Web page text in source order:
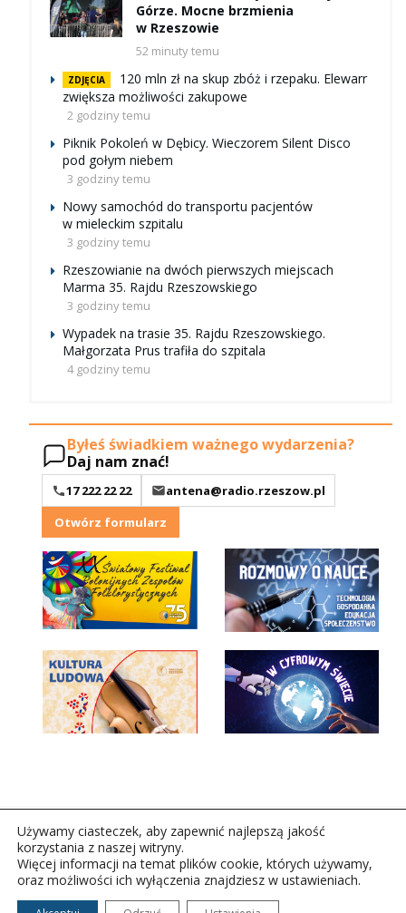
Górze. Mocne brzmienia
w Rzeszowie
52 minuty temu
ZDJĘCIA
120 mln zł na skup zbóż i rzepaku. Elewarr
zwiększa możliwości zakupowe
2 godziny temu
Piknik Pokoleń w Dębicy. Wieczorem Silent Disco
pod gołym niebem
3 godziny temu
Nowy samochód do transportu pacjentów
w mieleckim szpitalu
3 godziny temu
Rzeszowianie na dwóch pierwszych miejscach
Marma 35. Rajdu Rzeszowskiego
3 godziny temu
Wypadek na trasie 35. Rajdu Rzeszowskiego.
Małgorzata Prus trafiła do szpitala
4 godziny temu
Byłeś świadkiem ważnego wydarzenia?
Daj nam znać!
17 222 22 22
antena@radio.rzeszow.pl
Otwórz formularz
Copyright © 2026Polskie Radio Rzeszów S.A. w likwidacj.
Używamy ciasteczek, aby zapewnić najlepszą jakość
korzystania z naszej witryny.
Więcej informacji na temat plików cookie, których używamy,
oraz możliwości ich wyłączenia znajdziesz w ustawieniach.